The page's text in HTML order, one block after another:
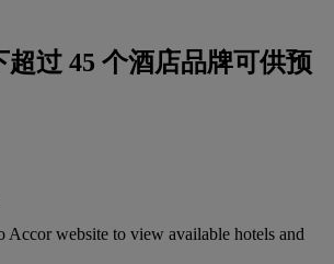
过 45 个酒店品牌可供预
Accor website to view available hotels and